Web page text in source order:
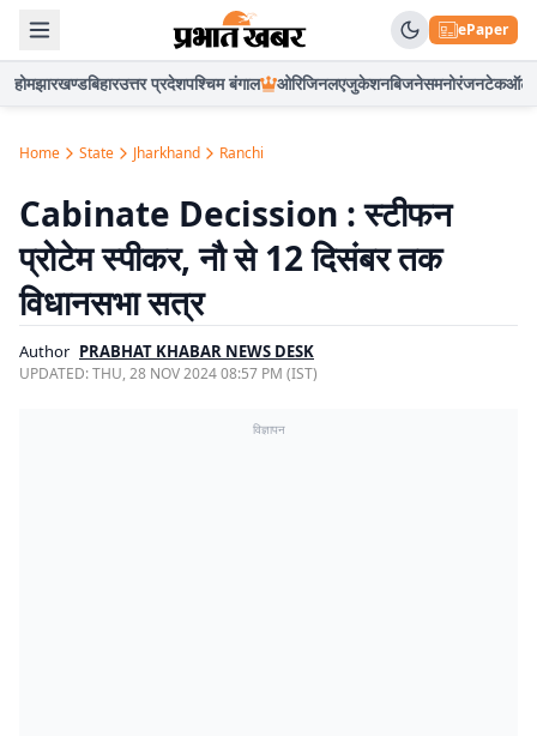
ePaper
होमझारखण्डबिहारउत्तर प्रदेशपश्चिम बंगाल ओरिजिनलएजुकेशनबिजनेसमनोरंजनटेकऑटो
Home State Jharkhand Ranchi
Cabinate Decission : स्टीफन
प्रोटेम स्पीकर, नौ से 12 दिसंबर तक
विधानसभा सत्र
Author PRABHAT KHABAR NEWS DESK
UPDATED:THU, 28 NOV 2024 08:57 PM (IST)
विज्ञापन